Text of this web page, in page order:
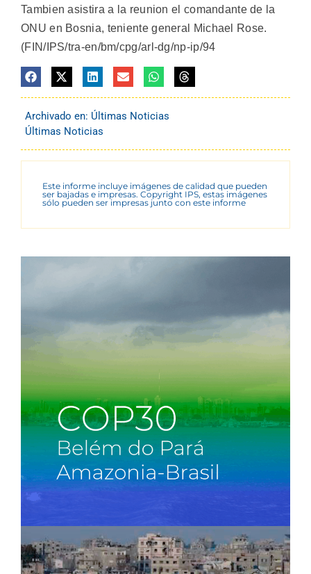
Tambien asistira a la reunion el comandante de la
ONU en Bosnia, teniente general Michael Rose.
(FIN/IPS/tra-en/bm/cpg/arl-dg/np-ip/94
Archivado en: Últimas Noticias
Últimas Noticias
Este informe incluye imágenes de calidad que pueden
ser bajadas e impresas. Copyright IPS, estas imágenes
sólo pueden ser impresas junto con este informe